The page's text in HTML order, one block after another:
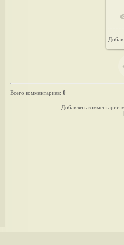
Всего комментариев: 0
Добавлять комментарии